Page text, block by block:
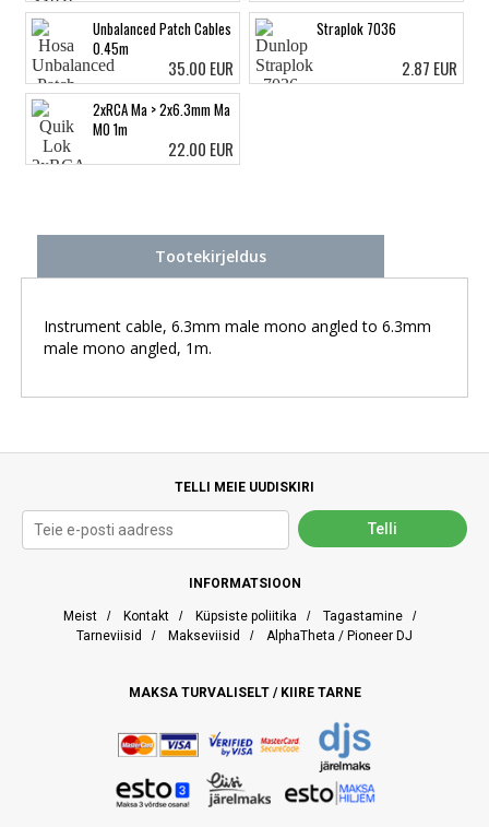
Unbalanced Patch Cables
0.45m
35.00 EUR
Straplok 7036
2.87 EUR
2xRCA Ma > 2x6.3mm Ma
MO 1m
22.00 EUR
Tootekirjeldus
Instrument cable, 6.3mm male mono angled to 6.3mm
male mono angled, 1m.
TELLI MEIE UUDISKIRI
INFORMATSIOON
Meist / Kontakt / Küpsiste poliitika / Tagastamine /
Tarneviisid
/ Makseviisid / AlphaTheta / Pioneer DJ
MAKSA TURVALISELT / KIIRE TARNE